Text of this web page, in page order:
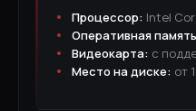
Процессор: Intel
Оперативная
Видеокарта: с
Место на диске: от